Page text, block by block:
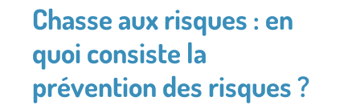
Chasse aux risques : en
quoi consiste la
prévention des risques ?